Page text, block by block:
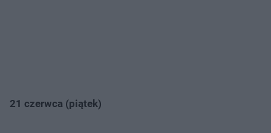
21 czerwca (piątek)